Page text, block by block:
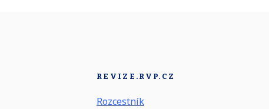
REVIZE.RVP.CZ
Rozcestník